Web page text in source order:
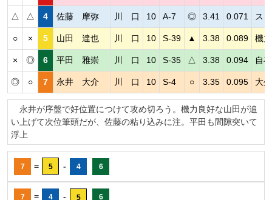
△ △ 4 佐藤 摩弥 川 口 10 A-7 ◎ 3.41 0.071 ス
○ × 5 山田 達也 川 口 10 S-39 ▲ 3.38 0.089 機
× ◎ 6 平田 雅崇 川 口 10 S-35 △ 3.38 0.094 自
◎ ○ 7 永井 大介 川 口 10 S-4 ○ 3.35 0.095 大
永井が序盤で好位置につけて攻め切ろう。機力良好な山田が追
い上げて次位筆頭だが、佐藤の粘り込みに注。平田も間隙突いて
浮上
7 = 5 - 4 6
7 = 4 - 5 6